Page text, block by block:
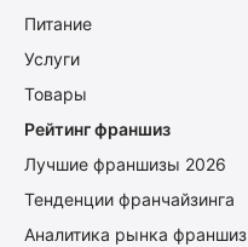
Питание
Услуги
Товары
Рейтинг франшиз
Лучшие франшизы 2026
Тенденции франчайзинга
Аналитика рынка франшиз